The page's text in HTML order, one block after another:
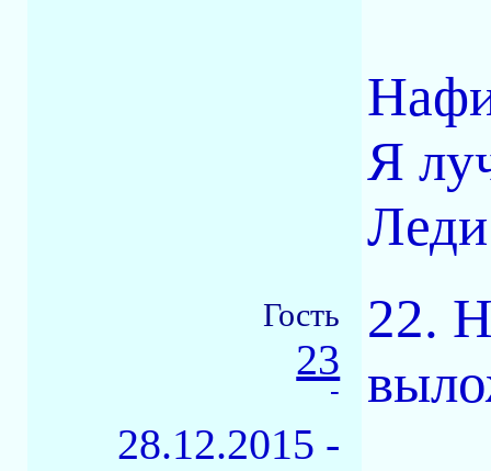
Я
Гость
23
-
28.12.2015 -
22.